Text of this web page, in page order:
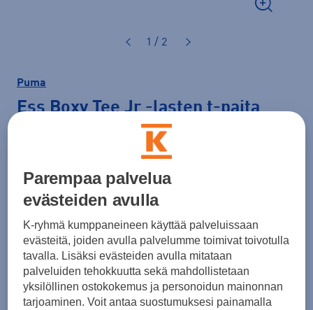
1 / 2
Puma
Ess Boxy Tee Jr -lasten t-paita
Väri
Koko
128 140 152 164 176
Kokotaulukko
Parempaa palvelua
evästeiden avulla
K-ryhmä kumppaneineen käyttää palveluissaan
evästeitä, joiden avulla palvelumme toimivat toivotulla
tavalla. Lisäksi evästeiden avulla mitataan
palveluiden tehokkuutta sekä mahdollistetaan
yksilöllinen ostokokemus ja personoidun mainonnan
tarjoaminen. Voit antaa suostumuksesi painamalla